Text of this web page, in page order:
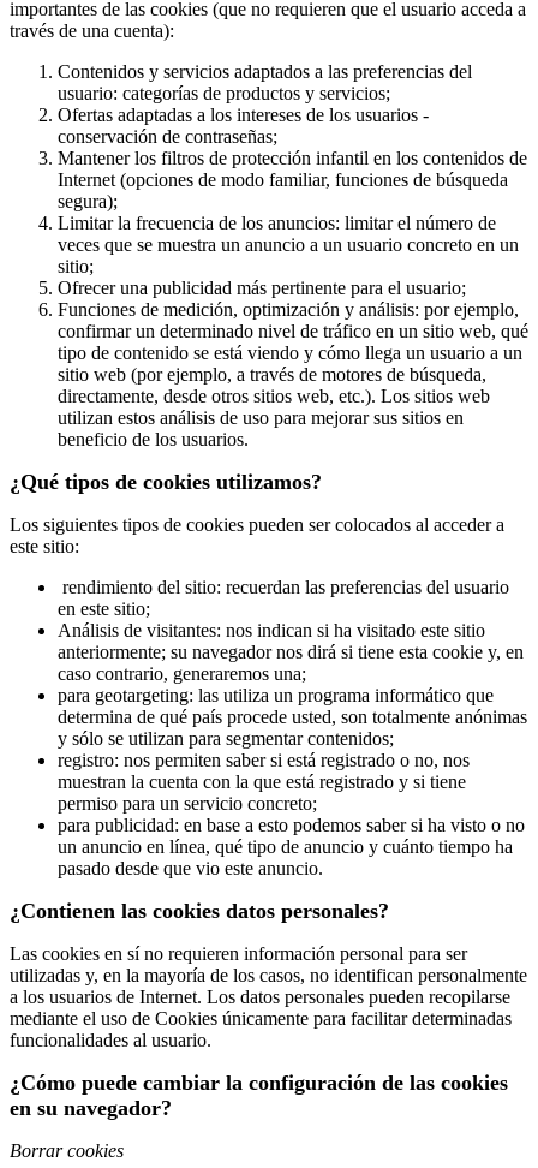
importantes de las cookies (que no requieren que el usuario acceda a
través de una cuenta):
Contenidos y servicios adaptados a las preferencias del
usuario: categorías de productos y servicios;
Ofertas adaptadas a los intereses de los usuarios -
conservación de contraseñas;
Mantener los filtros de protección infantil en los contenidos de
Internet (opciones de modo familiar, funciones de búsqueda
segura);
Limitar la frecuencia de los anuncios: limitar el número de
veces que se muestra un anuncio a un usuario concreto en un
sitio;
Ofrecer una publicidad más pertinente para el usuario;
Funciones de medición, optimización y análisis: por ejemplo,
confirmar un determinado nivel de tráfico en un sitio web, qué
tipo de contenido se está viendo y cómo llega un usuario a un
sitio web (por ejemplo, a través de motores de búsqueda,
directamente, desde otros sitios web, etc.). Los sitios web
utilizan estos análisis de uso para mejorar sus sitios en
beneficio de los usuarios.
¿Qué tipos de cookies utilizamos?
Los siguientes tipos de cookies pueden ser colocados al acceder a
este sitio:
rendimiento del sitio: recuerdan las preferencias del usuario
en este sitio;
Análisis de visitantes: nos indican si ha visitado este sitio
anteriormente; su navegador nos dirá si tiene esta cookie y, en
caso contrario, generaremos una;
para geotargeting: las utiliza un programa informático que
determina de qué país procede usted, son totalmente anónimas
y sólo se utilizan para segmentar contenidos;
registro: nos permiten saber si está registrado o no, nos
muestran la cuenta con la que está registrado y si tiene
permiso para un servicio concreto;
para publicidad: en base a esto podemos saber si ha visto o no
un anuncio en línea, qué tipo de anuncio y cuánto tiempo ha
pasado desde que vio este anuncio.
¿Contienen las cookies datos personales?
Las cookies en sí no requieren información personal para ser
utilizadas y, en la mayoría de los casos, no identifican personalmente
a los usuarios de Internet. Los datos personales pueden recopilarse
mediante el uso de Cookies únicamente para facilitar determinadas
funcionalidades al usuario.
¿Cómo puede cambiar la configuración de las cookies
en su navegador?
Borrar cookies